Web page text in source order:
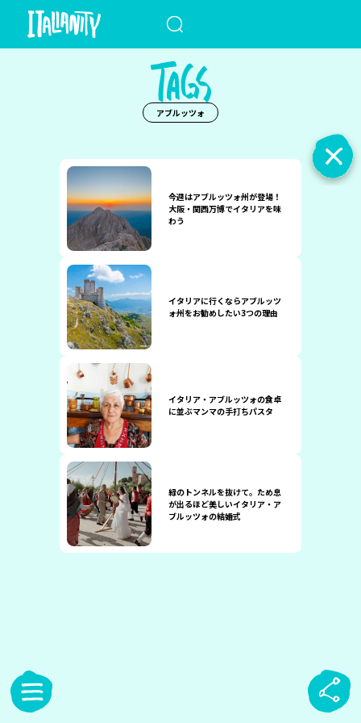
アブルッツォ
今週はアブルッツォ州が登場！
大阪・関西万博でイタリアを味
わう
イタリアに行くならアブルッツ
ォ州をお勧めしたい3つの理由
イタリア・アブルッツォの食卓
に並ぶマンマの手打ちパスタ
緑のトンネルを抜けて。ため息
が出るほど美しいイタリア・ア
ブルッツォの結婚式